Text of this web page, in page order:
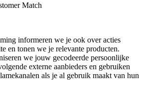
Match
informeren we je ook over acties
en tonen we je relevante producten.
we jouw gecodeerde persoonlijke
externe aanbieders en gebruiken
als je al gebruik maakt van hun